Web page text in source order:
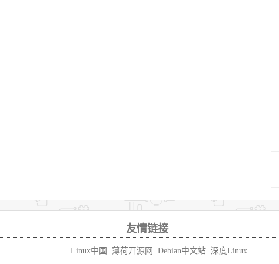
友情链接
Linux中国 薄荷开源网 Debian中文站 深度Linux